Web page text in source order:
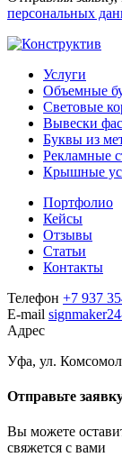
персональных
Услуги
Объемные
Световые
Вывески
Буквы из
Рекламные
Крышные
Портфолио
Кейсы
Отзывы
Статьи
Контакты
Телефон +7 937
E-mail
Адрес
Уфа, ул.
Отправьте
Вы можете
свяжется с вами